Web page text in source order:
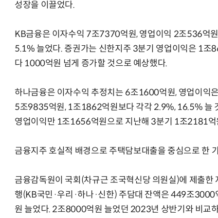
성장을 이끌었다.
KB금융은 이자수익 7조7370억원, 영업이익 2조536억
5.1% 늘었다. 증권가는 신한지주 3분기 영업이익은 1
다 1000억원 넘게 증가할 것으로 예상했다.
하나금융은 이자수익 추정치는 6조1600억원, 영업이익
5조9835억원, 1조1862억원보다 각각 2.9%, 16.5% 늘
영업이익만 1조1656억원으로 지난해 3분기 1조2181억
금융지주 호실적 배경으로 주택담보대출을 중심으로 한
금융감독원이 국회(차규근 조국혁신당 의원실)에 제출한
행(KB국민·우리·하나·신한) 주담대 잔액은 449조
원 늘었다. 2조8000억원 늘었던 2023년 상반기와 비교